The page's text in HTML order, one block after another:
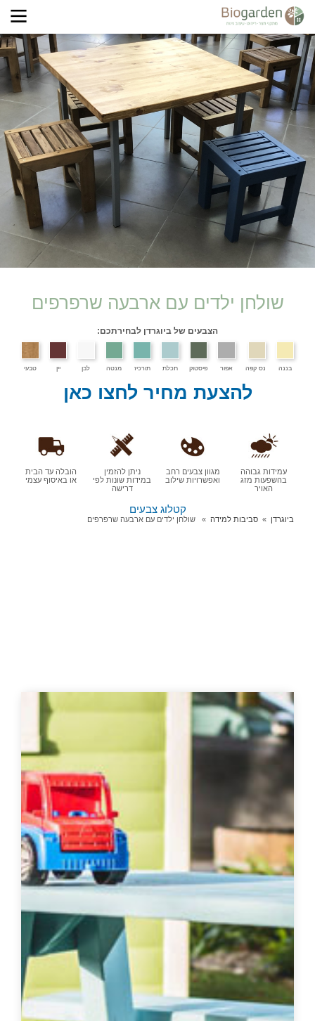
שולחן ילדים עם ארבעה שרפרפים
הצבעים של ביוגרדן לבחירתכם:
בננה נס קפה אפור פיסטוק תכלת תורכיז מנטה לבן יין טבעי
להצעת מחיר לחצו כאן
עמידות גבוהה
בהשפעות מזג
האויר
מגוון צבעים רחב
ואפשרויות שילוב
ניתן להזמין
במידות שונות לפי
דרישה
הובלה עד הבית
או באיסוף עצמי
קטלוג צבעים
ביוגרדן סביבות למידה שולחן ילדים עם ארבעה שרפרפים